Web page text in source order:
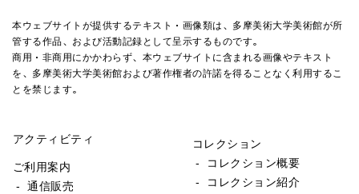
本ウェブサイトが提供するテキスト・画像類は、多摩美術大学美術館が所
管する作品、および活動記録として呈示するものです。
商用・非商用にかかわらず、本ウェブサイトに含まれる画像やテキスト
を、多摩美術大学美術館および著作権者の許諾を得ることなく利用するこ
とを禁じます。
アクティビティ
ご利用案内
- 通信販売
コレクション
- コレクション概要
- コレクション紹介